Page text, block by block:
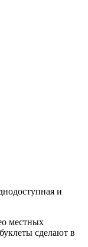
и
местных
сделают в